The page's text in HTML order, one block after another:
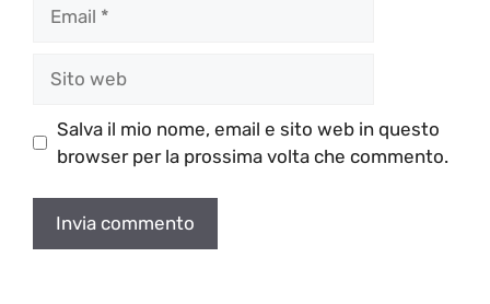
web
Salva il mio nome, email e sito web in questo
browser per la prossima volta che commento.